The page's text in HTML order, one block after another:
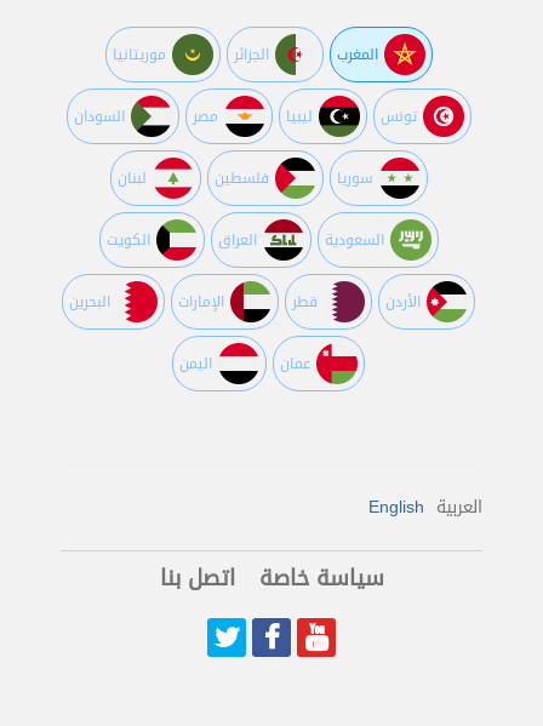
المغرب الجزائر موريتانيا
تونس ليبيا مصر السودان
سوريا فلسطين لبنان
السعودية العراق الكويت
اﻷردن قطر اﻹمارات البحرين
عمان اليمن
العربية English
سياسة خاصة اتصل بنا